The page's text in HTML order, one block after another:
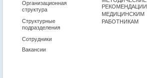
Организационная
структура
Структурные
подразделения
Сотрудники
Вакансии
РЕКОМЕНДАЦИИ
МЕДИЦИНСКИМ
РАБОТНИКАМ